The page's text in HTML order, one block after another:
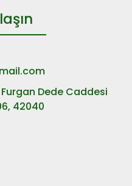
Dede Caddesi
42040